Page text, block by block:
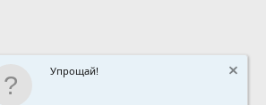
Упрощай!